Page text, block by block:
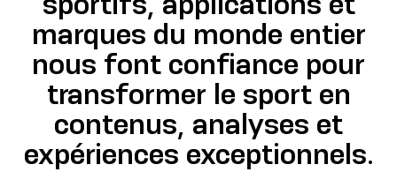
marques du monde entier
nous font confiance pour
transformer le sport en
contenus, analyses et
expériences exceptionnels.